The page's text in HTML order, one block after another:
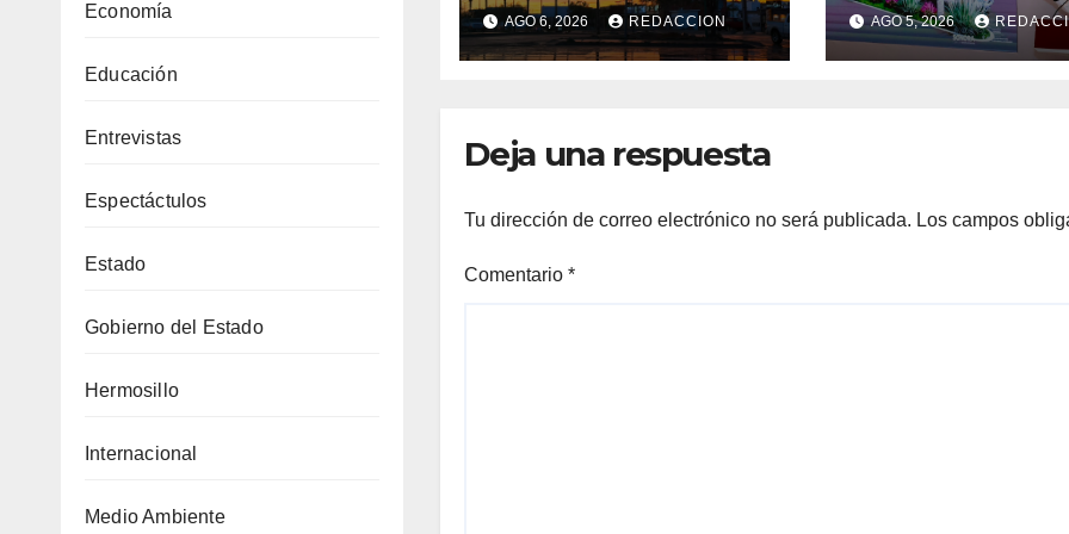
Economía
Educación
Entrevistas
Espectáctulos
Estado
Gobierno del Estado
Hermosillo
Internacional
Medio Ambiente
Hermosillo:
Pronostican
semana lluviosa y
AGO 6, 2026 REDACCION
Guaymas: Más
1,500 viviendas,
modernización
AGO 5, 2026
Deja una respuesta
Tu dirección de correo electrónico no será publicada. Los campos
Comentario *